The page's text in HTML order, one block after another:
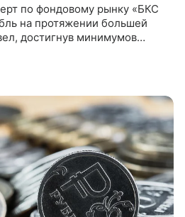
по фондовому рынку «БКС
на протяжении большей
достигнув минимумов